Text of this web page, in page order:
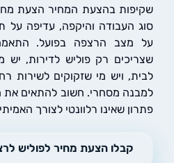
בהצעת המחיר הצעת מחיר
והיקפה, עדיפה על תשובה
הרצפה בפועל. התאמה
רק פוליש לדירות, יש מי
ויש מי שזקוקים לשירות רחב יותר
מסחרי. חשוב להתאים את השירות
שאינו רלוונטי לצורך האמיתי.
קבלו הצעת מחיר לפוליש לרצפה עוד